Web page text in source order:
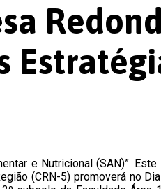
e Nutricional (SAN)”.
(CRN-5) promoverá no